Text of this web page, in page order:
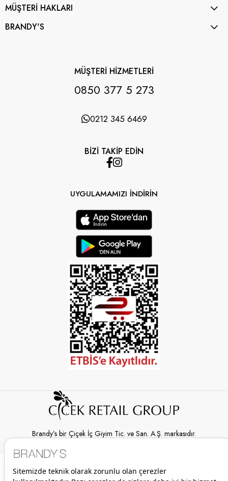
MÜŞTERİ HAKLARI
BRANDY'S
MÜŞTERİ HİZMETLERİ
0850 377 5 273
0212 345 6469
BİZİ TAKİP EDİN
UYGULAMAMIZI İNDİRİN
Brandy’s bir Çiçek İç Giyim Tic. ve San. A.Ş. markasıdır.
© 2026 Brandy’s | Her hakkı saklıdır.